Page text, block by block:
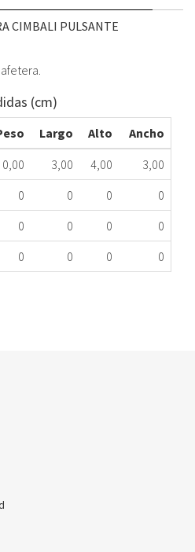
CIMBALI PULSANTE
(cm)
Largo Alto
Ancho
0,00 3,00 4,00
3,00
0 0 0
0
0 0 0
0
0 0 0 0